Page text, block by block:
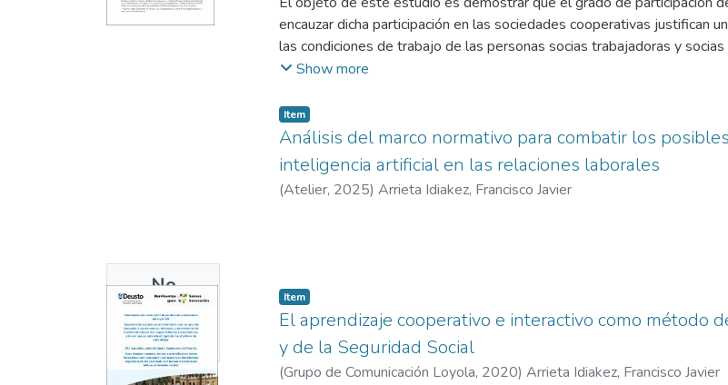
encauzar dicha participación en las sociedades cooperativas justifican
las condiciones de trabajo de las personas socias trabajadoras y
ejemplo, la nueva Ley de Cooperativas de Euskadi. Para ello, en primer
del derecho de libertad sindical que recientemente ha realizado el
término, se trata de analizar la justificación de esta extensión al ámbito
naturaleza societaria que presenta el vínculo entre la cooperativa y las
distintas formas y los distintos ámbitos de participación con los que
que servirá para demostrar que las cooperativas presentan
Show more
No
Thumbnail
Available
Item
Análisis del marco normativo para combatir los
inteligencia artificial en las relaciones laborales
(Atelier, 2025)
Item
El aprendizaje cooperativo e interactivo como método
y de la Seguridad Social
(Grupo de Comunicación Loyola, 2020) Arrieta Idiakez, Francisco Javier